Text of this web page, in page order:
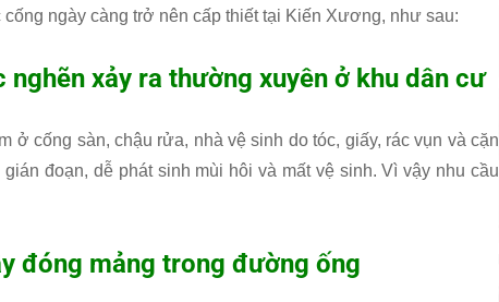
ngày càng trở nên cấp thiết tại Kiến Xương, như sau:
xảy ra thường xuyên ở khu dân cư
ở cống sàn, chậu rửa, nhà vệ sinh do tóc, giấy, rác vụn và cặn
đoạn, dễ phát sinh mùi hôi và mất vệ sinh. Vì vậy nhu cầu
đóng mảng trong đường ống